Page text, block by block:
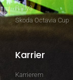
Rally3
Skoda Octavia Cup
Karrier
Karrierem